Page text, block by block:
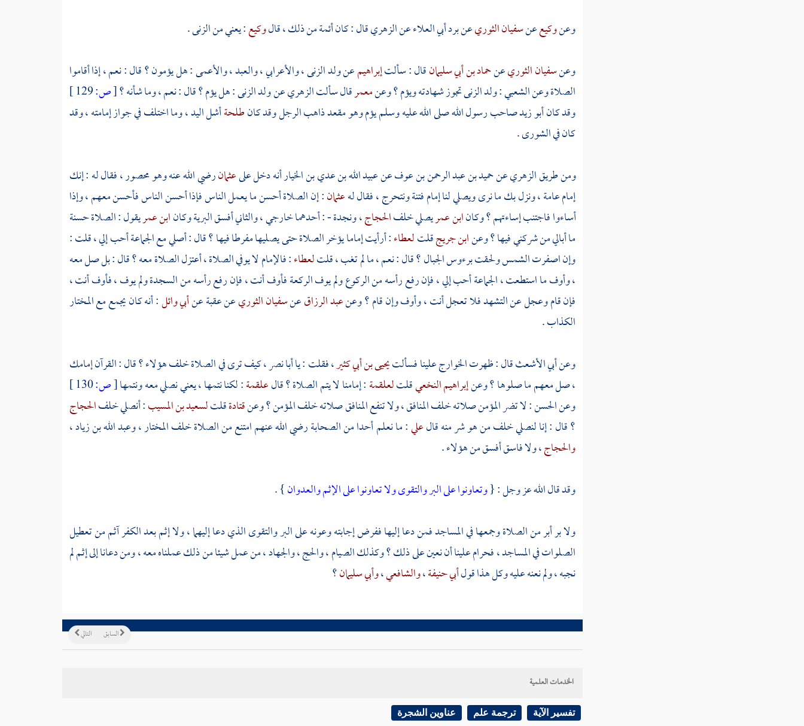
وعنوكيععنسفيان الثوريعنبرد أبي العلاءعنالزهريقال : كان أئمة من ذلك ، قالوكيع: يعني من الزنى .
وعنسفيان الثوريعنحماد بن أبي سليمانقال : سألتإبراهيمعن ولد الزنى ، والأعرابي ، والعبد ، والأعمى : هل يؤمون ؟ قال : نعم ، إذا أقاموا
الصلاة وعنالشعبي: ولد الزنى تجوز شهادته ويؤم ؟ وعنمعمرقال سألتالزهريعن ولد الزنى : هل يؤم ؟ قال : نعم ، وما شأنه ؟[ص:129 ]
وقد كانأبو زيدصاحب رسول الله صلى الله عليه وسلم يؤم وهو مقعد ذاهب الرجل وقد كانطلحةأشل اليد ، وما اختلف في جواز إمامته ، وقد
كان في الشورى .
ومن طريقالزهريعنحميد بن عبد الرحمن بن عوفعنعبيد الله بن عدي بن الخيارأنه دخل علىعثمانرضي الله عنه وهو محصور ، فقال له : إنك
إمام عامة ، ونزل بك ما نرى ويصلي لنا إمام فتنة ونتحرج ، فقال لهعثمان: إن الصلاة أحسن ما يعمل الناس فإذا أحسن الناس فأحسن معهم ، وإذا
أساءوا فاجتنب إساءتهم ؟ وكانابن عمريصلي خلفالحجاج،ونجدة- : أحدهما خارجي ، والثاني أفسق البرية وكانابن عمريقول : الصلاة حسنة
ما أبالي من شركني فيها ؟ وعنابن جريجقلتلعطاء: أرأيت إماما يؤخر الصلاة حتى يصليها مفرطا فيها ؟ قال : أصلي مع الجماعة أحب إلي ، قلت :
وإن اصفرت الشمس ولحقت برءوس الجبال ؟ قال : نعم ، ما لم تغب ، قلتلعطاء: فالإمام لا يوفي الصلاة ، أعتزل الصلاة معه ؟ قال : بل صل معه
، وأوف ما استطعت ، الجماعة أحب إلي ، فإن رفع رأسه من الركوع ولم يوف الركعة فأوف أنت ، فإن رفع رأسه من السجدة ولم يوف ، فأوف أنت ،
فإن قام وعجل عن التشهد فلا تعجل أنت ، وأوف وإن قام ؟ وعنعبد الرزاقعنسفيان الثوريعنعقبةعنأبي وائل: أنه كان يجمع مع المختار
الكذاب .
وعنأبي الأشعثقال : ظهرتالخوارجعلينا فسألتيحيى بن أبي كثير، فقلت : ياأبا نصر، كيف ترى في الصلاة خلف هؤلاء ؟ قال : القرآن إمامك
، صل معهم ما صلوها ؟ وعنإبراهيم النخعيقلتلعلقمة: إمامنا لا يتم الصلاة ؟ قالعلقمة: لكنا نتمها ، يعني نصلي معه ونتمها[ص:130 ]
وعنالحسن: لا تضر المؤمن صلاته خلف المنافق ، ولا تنفع المنافق صلاته خلف المؤمن ؟ وعنقتادةقلتلسعيد بن المسيب: أنصلي خلفالحجاج
؟ قال : إنا لنصلي خلف من هو شر منه قالعلي: ما نعلم أحدا من الصحابة رضي الله عنهم امتنع من الصلاة خلفالمختار،وعبد الله بن زياد،
والحجاج، ولا فاسق أفسق من هؤلاء .
وقد قال الله عز وجل : {وتعاونوا على البر والتقوى ولا تعاونوا على الإثم والعدوان} .
ولا بر أبر من الصلاة وجمعها في المساجد فمن دعا إليها ففرض إجابته وعونه على البر والتقوى الذي دعا إليهما ، ولا إثم بعد الكفر آثم من تعطيل
الصلوات في المساجد ، فحرام علينا أن نعين على ذلك ؟ وكذلك الصيام ، والحج ، والجهاد ، من عمل شيئا من ذلك عملناه معه ، ومن دعانا إلى إثم لم
نجبه ، ولم نعنه عليه وكل هذا قولأبي حنيفة،والشافعي،وأبي سليمان؟
التالي السابق
الخدمات العلمية
تفسير الآية ترجمة علم عناوين الشجرة